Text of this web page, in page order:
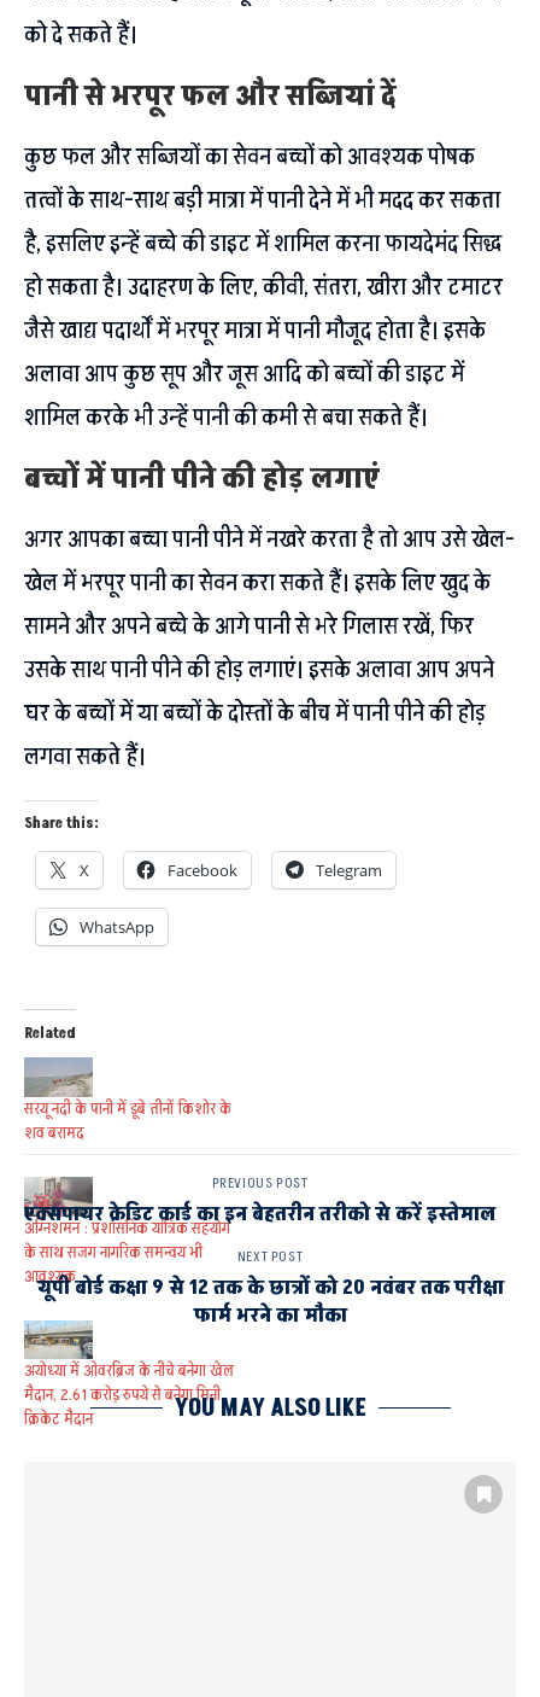
को दे सकते हैं।
पानी से भरपूर फल और सब्जियां दें
कुछ फल और सब्जियों का सेवन बच्चों को आवश्यक पोषक
तत्वों के साथ-साथ बड़ी मात्रा में पानी देने में भी मदद कर सकता
है, इसलिए इन्हें बच्चे की डाइट में शामिल करना फायदेमंद सिद्ध
हो सकता है। उदाहरण के लिए, कीवी, संतरा, खीरा और टमाटर
जैसे खाद्य पदार्थों में भरपूर मात्रा में पानी मौजूद होता है। इसके
अलावा आप कुछ सूप और जूस आदि को बच्चों की डाइट में
शामिल करके भी उन्हें पानी की कमी से बचा सकते हैं।
बच्चों में पानी पीने की होड़ लगाएं
अगर आपका बच्चा पानी पीने में नखरे करता है तो आप उसे खेल-
खेल में भरपूर पानी का सेवन करा सकते हैं। इसके लिए खुद के
सामने और अपने बच्चे के आगे पानी से भरे गिलास रखें, फिर
उसके साथ पानी पीने की होड़ लगाएं। इसके अलावा आप अपने
घर के बच्चों में या बच्चों के दोस्तों के बीच में पानी पीने की होड़
लगवा सकते हैं।
Share this:
X Facebook Telegram
WhatsApp
Related
सरयू नदी के पानी में डूबे तीनों किशोर के
शव बरामद
अग्निशमन : प्रशासनिक यांत्रिक सहयोग
के साथ सजग नागरिक समन्वय भी
आवश्यक
अयोध्या में ओवरब्रिज के नीचे बनेगा खेल
मैदान, 2.61 करोड़ रुपये से बनेगा मिनी
क्रिकेट मैदान
PREVIOUS POST
एक्सपायर क्रेडिट कार्ड का इन बेहतरीन तरीको से करें इस्तेमाल
NEXT POST
यूपी बोर्ड कक्षा 9 से 12 तक के छात्रों को 20 नवंबर तक परीक्षा
फार्म भरने का मौका
YOU MAY ALSO LIKE